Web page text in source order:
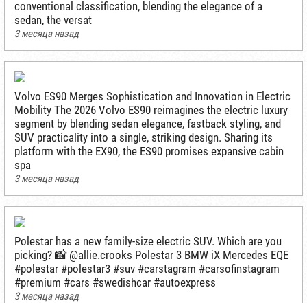
conventional classification, blending the elegance of a
sedan, the versat
3 месяца назад
Volvo ES90 Merges Sophistication and Innovation in Electric
Mobility The 2026 Volvo ES90 reimagines the electric luxury
segment by blending sedan elegance, fastback styling, and
SUV practicality into a single, striking design. Sharing its
platform with the EX90, the ES90 promises expansive cabin
spa
3 месяца назад
Polestar has a new family-size electric SUV. Which are you
picking? 📸 @allie.crooks Polestar 3 BMW iX Mercedes EQE
#polestar #polestar3 #suv #carstagram #carsofinstagram
#premium #cars #swedishcar #autoexpress
3 месяца назад